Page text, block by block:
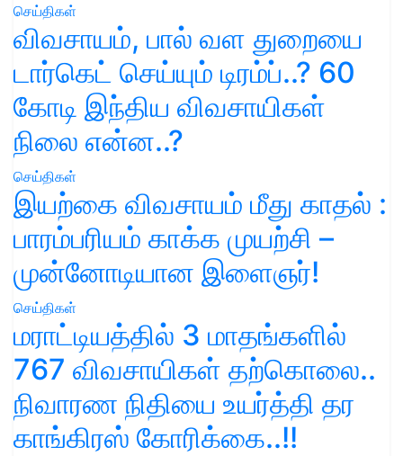
செய்திகள்
விவசாயம், பால் வள துறையை
டார்கெட் செய்யும் டிரம்ப்..? 60
கோடி இந்திய விவசாயிகள்
நிலை என்ன..?
செய்திகள்
இயற்கை விவசாயம் மீது காதல் :
பாரம்பரியம் காக்க முயற்சி –
முன்னோடியான இளைஞர்!
செய்திகள்
மராட்டியத்தில் 3 மாதங்களில்
767 விவசாயிகள் தற்கொலை..
நிவாரண நிதியை உயர்த்தி தர
காங்கிரஸ் கோரிக்கை..!!